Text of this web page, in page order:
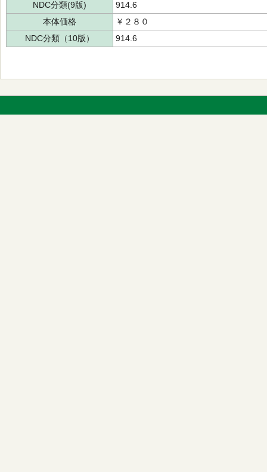
NDC分類(9版)
914.6
本体価格
￥２８０
NDC分類（10版）
914.6